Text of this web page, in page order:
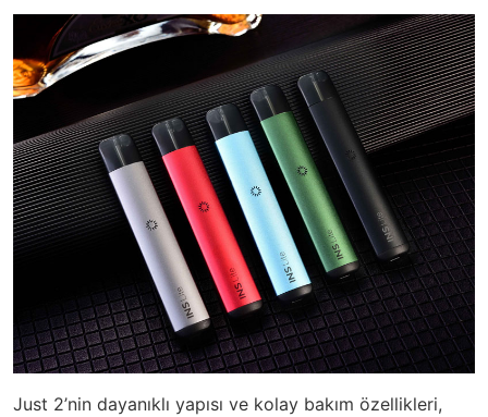
Just 2’nin dayanıklı yapısı ve kolay bakım özellikleri,